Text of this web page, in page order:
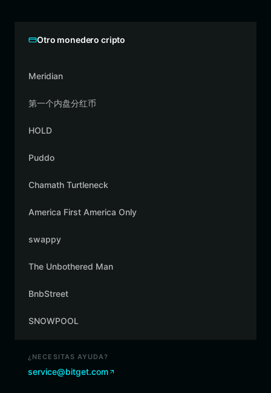
Otro monedero cripto
Meridian
第一个内盘分红币
HOLD
Puddo
Chamath Turtleneck
America First America Only
swappy
The Unbothered Man
BnbStreet
SNOWPOOL
¿NECESITAS AYUDA?
service@bitget.com